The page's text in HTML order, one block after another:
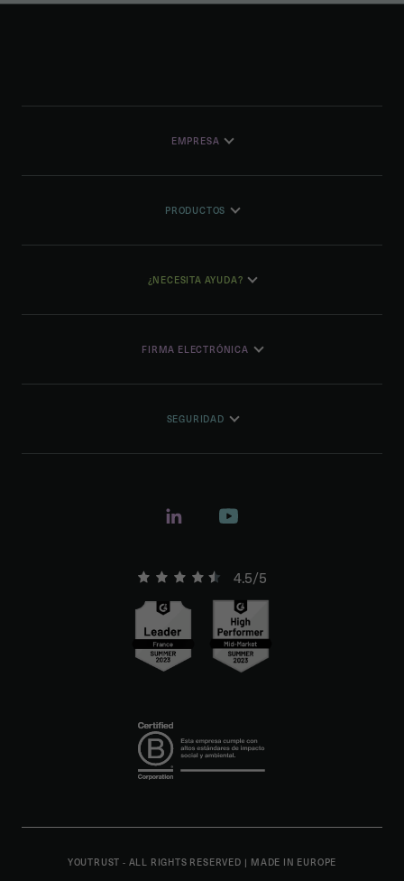
EMPRESA
PRODUCTOS
¿NECESITA AYUDA?
FIRMA ELECTRÓNICA
SEGURIDAD
4.5/5
YOUTRUST - ALL RIGHTS RESERVED | MADE IN EUROPE